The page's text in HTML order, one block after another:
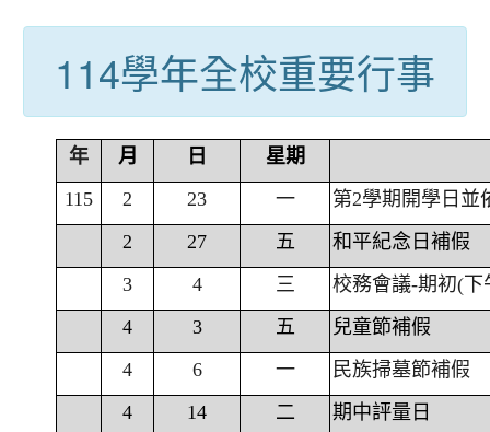
114學年全校重要行事
年 月 日
星期
115
2 23 一
第2學期開學日並
2
27 五
和平紀念日補假
3
4 三
校務會議-期初(下
4
3 五
兒童節補假
4
6 一
民族掃墓節補假
4
14 二
期中評量日